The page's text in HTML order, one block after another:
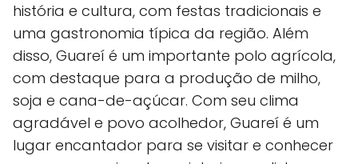
história e cultura, com festas tradicionais e
uma gastronomia típica da região. Além
disso, Guareí é um importante polo agrícola,
com destaque para a produção de milho,
soja e cana-de-açúcar. Com seu clima
agradável e povo acolhedor, Guareí é um
lugar encantador para se visitar e conhecer